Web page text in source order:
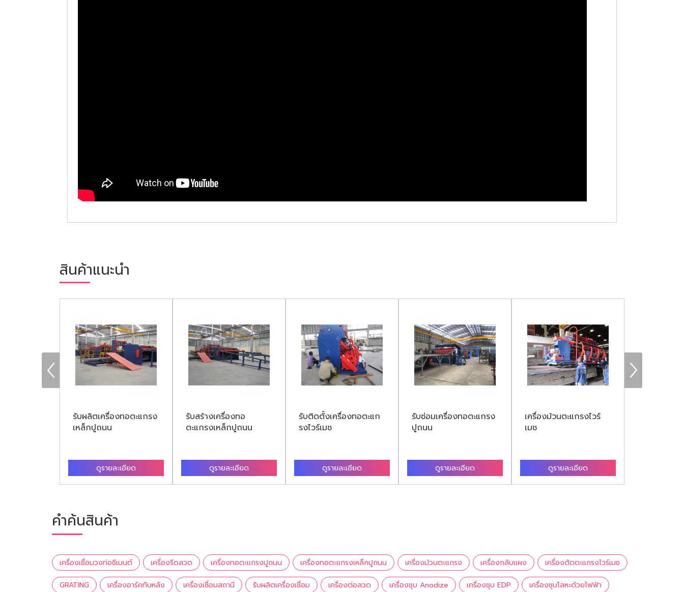
สินค้าแนะนำ
รับผลิตเครื่องทอตะแกรง
เหล็กปูถนน
ดูรายละเอียด
รับสร้างเครื่องทอ
ตะแกรงเหล็กปูถนน
ดูรายละเอียด
รับติดตั้งเครื่องทอตะแก
รงไวร์เมช
ดูรายละเอียด
รับซ่อมเครื่องทอตะแกรง
ปูถนน
ดูรายละเอียด
เครื่องม้วนตะแกรงไวร์
เมช
ดูรายละเอียด
คำค้นสินค้า
เครื่องเชื่อมวงท่อซีเมนต์ เครื่องรีดลวด เครื่องทอตะแกรงปูถนน เครื่องทอตะแกรงเหล็กปูถนน เครื่องม้วนตะแกรง เครื่องกลับแผง เครื่องตัดตะแกรงไวร์เมช
GRATING เครื่องอาร์คทับหลัง เครื่องเชื่อมสถานี รับผลิตเครื่องเชื่อม เครื่องต่อลวด เครื่องชุบ Anodize เครื่องชุบ EDP เครื่องชุบโลหะด้วยไฟฟ้า